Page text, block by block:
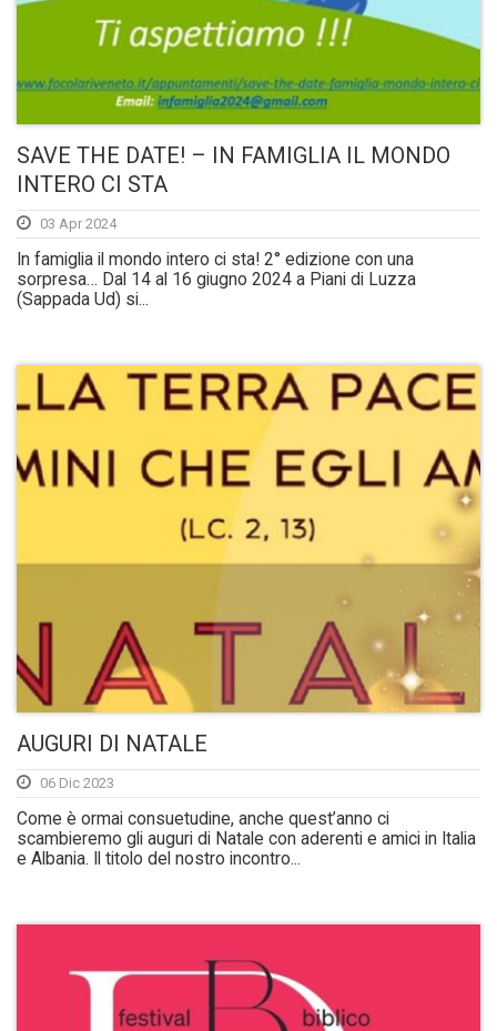
SAVE THE DATE! – IN FAMIGLIA IL MONDO
INTERO CI STA
03 Apr 2024
In famiglia il mondo intero ci sta! 2° edizione con una
sorpresa… Dal 14 al 16 giugno 2024 a Piani di Luzza
(Sappada Ud) si...
AUGURI DI NATALE
06 Dic 2023
Come è ormai consuetudine, anche quest’anno ci
scambieremo gli auguri di Natale con aderenti e amici in Italia
e Albania. Il titolo del nostro incontro...